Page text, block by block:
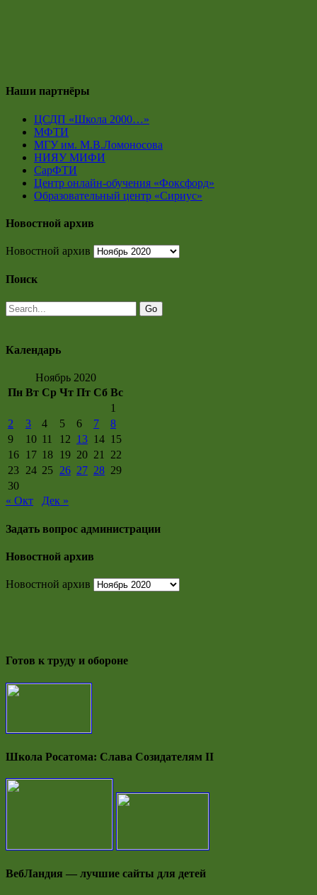
Наши партнёры
ЦСДП «Школа 2000…»
МФТИ
МГУ им. М.В.Ломоносова
НИЯУ МИФИ
СарФТИ
Центр онлайн-обучения «Фоксфорд»
Образовательный центр «Сириус»
Новостной архив
Новостной архив
Поиск
Календарь
Ноябрь 2020
Пн Вт Ср Чт Пт Сб Вс
1
2
3 4 5 6 7
8
9
10 11 12 13 14 15
16 17 18 19 20 21
22
23 24 25 26 27 28 29
30
« Окт
Дек »
Задать вопрос администрации
Новостной архив
Новостной архив
Готов к труду и обороне
Школа Росатома: Слава Созидателям II
ВебЛандия — лучшие сайты для детей